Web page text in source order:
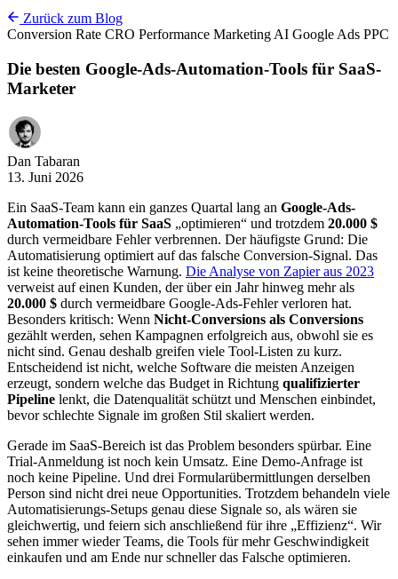
Zurück zum Blog
Conversion Rate CRO Performance Marketing AI Google Ads PPC
Die besten Google-Ads-Automation-Tools für SaaS-
Marketer
Dan Tabaran
13. Juni 2026
Ein SaaS-Team kann ein ganzes Quartal lang an Google-Ads-
Automation-Tools für SaaS „optimieren“ und trotzdem 20.000 $
durch vermeidbare Fehler verbrennen. Der häufigste Grund: Die
Automatisierung optimiert auf das falsche Conversion-Signal. Das
ist keine theoretische Warnung. Die Analyse von Zapier aus 2023
verweist auf einen Kunden, der über ein Jahr hinweg mehr als
20.000 $ durch vermeidbare Google-Ads-Fehler verloren hat.
Besonders kritisch: Wenn Nicht-Conversions als Conversions
gezählt werden, sehen Kampagnen erfolgreich aus, obwohl sie es
nicht sind. Genau deshalb greifen viele Tool-Listen zu kurz.
Entscheidend ist nicht, welche Software die meisten Anzeigen
erzeugt, sondern welche das Budget in Richtung qualifizierter
Pipeline lenkt, die Datenqualität schützt und Menschen einbindet,
bevor schlechte Signale im großen Stil skaliert werden.
Gerade im SaaS-Bereich ist das Problem besonders spürbar. Eine
Trial-Anmeldung ist noch kein Umsatz. Eine Demo-Anfrage ist
noch keine Pipeline. Und drei Formularübermittlungen derselben
Person sind nicht drei neue Opportunities. Trotzdem behandeln viele
Automatisierungs-Setups genau diese Signale so, als wären sie
gleichwertig, und feiern sich anschließend für ihre „Effizienz“. Wir
sehen immer wieder Teams, die Tools für mehr Geschwindigkeit
einkaufen und am Ende nur schneller das Falsche optimieren.